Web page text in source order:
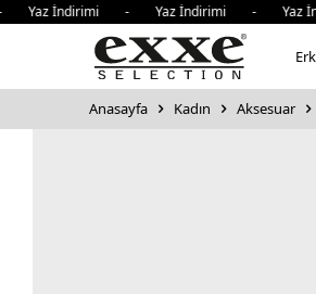
İndirimi - Yaz İndirimi - Yaz
Anasayfa Kadın Aksesuar